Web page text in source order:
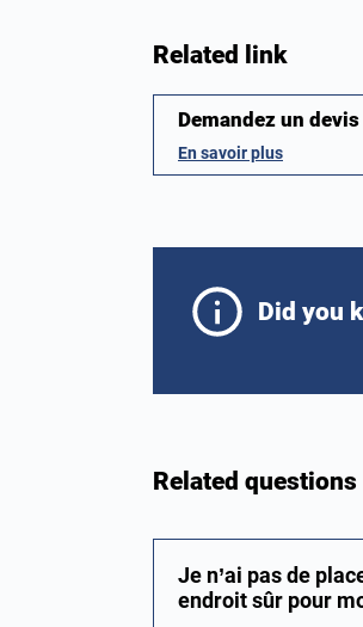
Related link
Demandez un
En savoir plus
Did you
Related questions
Je n’ai pas de
endroit sûr pour